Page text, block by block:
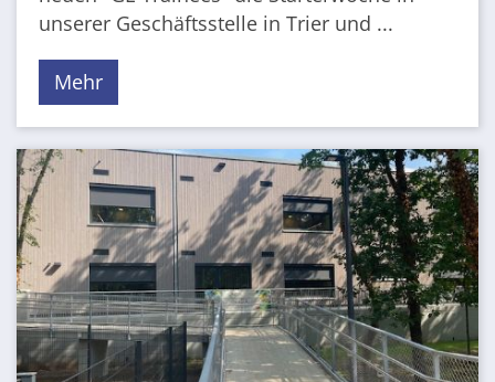
unserer Geschäftsstelle in Trier und ...
Mehr